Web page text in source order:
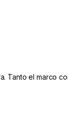
el marco